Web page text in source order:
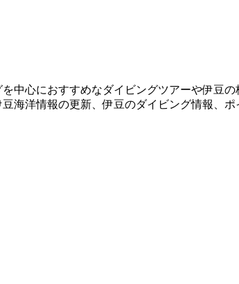
中心におすすめなダイビングツアーや伊豆
海洋情報の更新、伊豆のダイビング情報、ポ